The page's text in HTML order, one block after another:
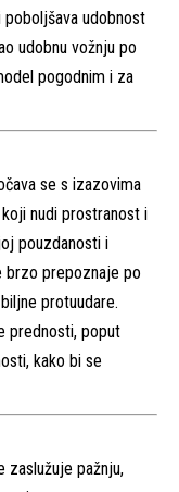
udobnost
udobnu vožnju po
pogodnim i za
se s izazovima
nudi prostranost i
pouzdanosti i
brzo prepoznaje po
protuudare.
prednosti, poput
kako bi se
zaslužuje pažnju,